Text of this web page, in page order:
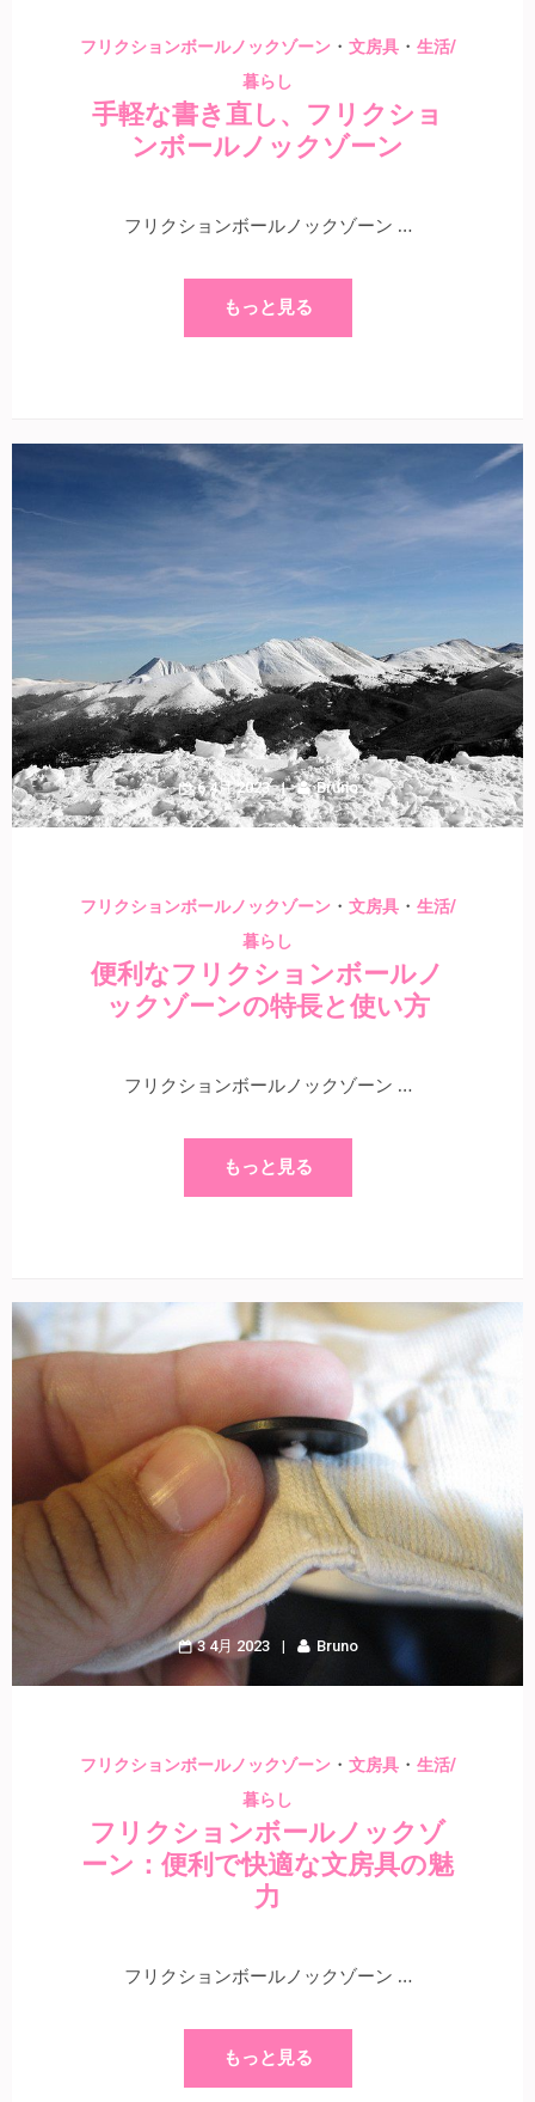
フリクションボールノックゾーン ・ 文房具・ 生活/
暮らし
手軽な書き直し、フリクショ
ンボールノックゾーン
フリクションボールノックゾーン …
もっと見る
6 4月 2023 Bruno
フリクションボールノックゾーン ・ 文房具・ 生活/
暮らし
便利なフリクションボールノ
ックゾーンの特長と使い方
フリクションボールノックゾーン …
もっと見る
3 4月 2023 Bruno
フリクションボールノックゾーン ・ 文房具・ 生活/
暮らし
フリクションボールノックゾ
ーン：便利で快適な文房具の魅
力
フリクションボールノックゾーン …
もっと見る